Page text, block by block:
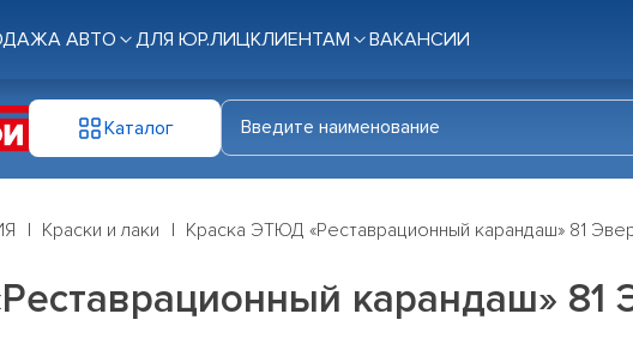
АВТО ДЛЯ ЮР.ЛИЦКЛИЕНТАМ ВАКАНСИИ
Каталог
Краски и лаки Краска ЭТЮД «Реставрационный карандаш» 81
карандаш» 81